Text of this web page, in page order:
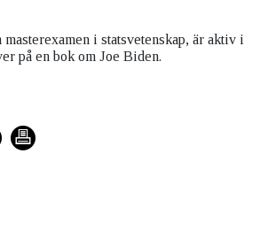
masterexamen i statsvetenskap, är aktiv i
på en bok om Joe Biden.